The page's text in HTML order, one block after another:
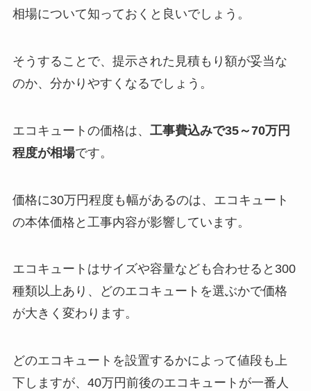
相場について知っておくと良いでしょう。
そうすることで、提示された見積もり額が妥当な
のか、分かりやすくなるでしょう。
エコキュートの価格は、 工事費込みで35～70万円
程度が相場です。
価格に30万円程度も幅があるのは、エコキュート
の本体価格と工事内容が影響しています。
エコキュートはサイズや容量なども合わせると300
種類以上あり、どのエコキュートを選ぶかで価格
が大きく変わります。
どのエコキュートを設置するかによって値段も上
下しますが、40万円前後のエコキュートが一番人